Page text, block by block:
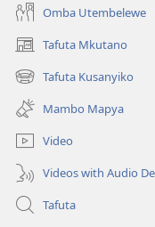
Omba Utembelewe
Tafuta Mkutano
(opens
new
window)
Tafuta Kusanyiko
(opens
new
window)
Mambo Mapya
Video
Videos with Audio
Tafuta